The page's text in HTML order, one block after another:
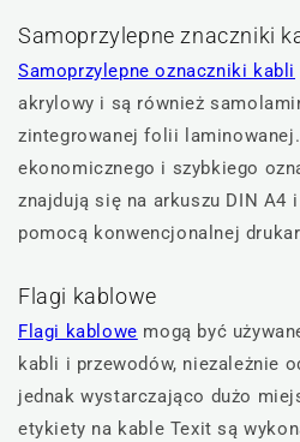
Samoprzylepne znaczniki
Samoprzylepne oznaczniki kabli
akrylowy i są również
zintegrowanej folii
ekonomicznego i szybkiego
znajdują się na arkuszu DIN A4
pomocą konwencjonalnej
Flagi kablowe
Flagi kablowe mogą być
kabli i przewodów, niezależnie
jednak wystarczająco dużo
etykiety na kable Texit są